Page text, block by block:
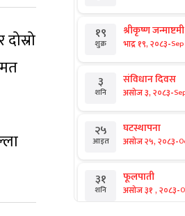
१९
शुक्र
श्रीकृष्ण
भाद्र १९, २०८३-
३
शनि
संविधान दिवस
असोज ३, २०८३-
२५
आइत
घटस्थापना
असोज २५, २०८३-
३१
शनि
फूलपाती
असोज ३१ , २०८३-